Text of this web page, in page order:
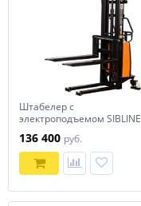
Штабелер с
электроподъемом SIBLINE
136 400 руб.